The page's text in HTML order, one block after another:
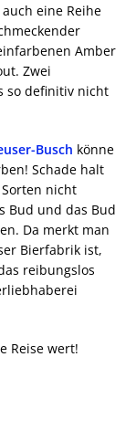
eine Reihe
Amber
Zwei
so definitiv nicht
Busch könne
Schade halt
nicht
Bud und das Bud
Da merkt man
Bierfabrik ist,
reibungslos
Reise wert!